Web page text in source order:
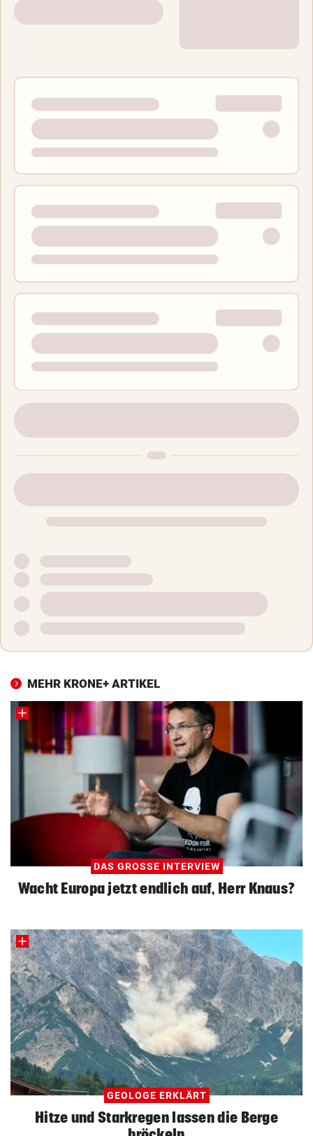
MEHR KRONE+ ARTIKEL
DAS GROSSE INTERVIEW
Wacht Europa jetzt endlich auf, Herr Knaus?
GEOLOGE ERKLÄRT
Hitze und Starkregen lassen die Berge